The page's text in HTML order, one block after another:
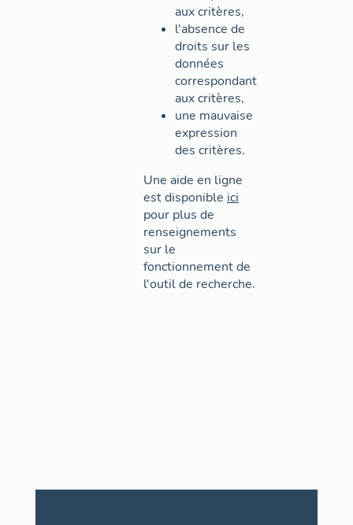
aux critères,
l'absence de
droits sur les
données
correspondant
aux critères,
une mauvaise
expression
des critères.
Une aide en ligne
est disponible ici
pour plus de
renseignements
sur le
fonctionnement de
l'outil de recherche.